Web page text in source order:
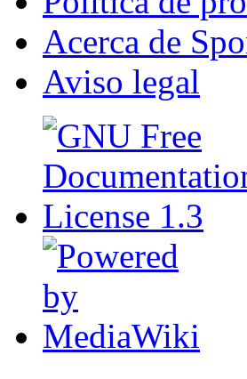
Acerca de
Aviso legal